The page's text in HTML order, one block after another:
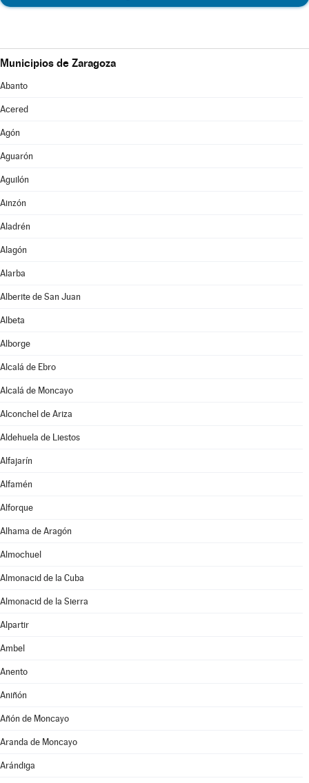
Municipios de Zaragoza
Abanto
Acered
Agón
Aguarón
Aguilón
Ainzón
Aladrén
Alagón
Alarba
Alberite de San Juan
Albeta
Alborge
Alcalá de Ebro
Alcalá de Moncayo
Alconchel de Ariza
Aldehuela de Liestos
Alfajarín
Alfamén
Alforque
Alhama de Aragón
Almochuel
Almonacid de la Cuba
Almonacid de la Sierra
Alpartir
Ambel
Anento
Aniñón
Añón de Moncayo
Aranda de Moncayo
Arándiga